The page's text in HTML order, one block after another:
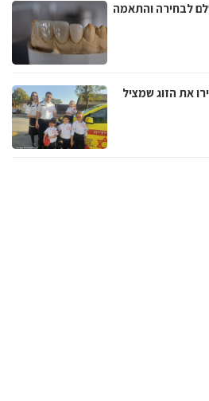
לבחירה והתאמה
את הזוג שמציל